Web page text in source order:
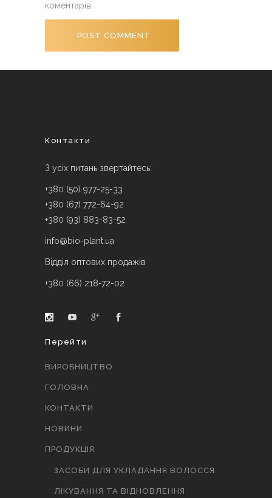
коментарів.
Контакти
З усіх питань звертайтесь:
+380 (50) 977-25-33
+380 (67) 772-64-92
+380 (93) 883-83-52
info@bio-plant.ua
Відділ оптових продажів
+380 (66) 218-72-02
Перейти
ВИРОБНИЦТВО
ГОЛОВНА
КОНТАКТИ
НОВИНИ
ПРОДУКЦІЯ
ЗАСОБИ ДЛЯ УКЛАДАННЯ ВОЛОССЯ
ЛІКУВАННЯ ТА ВІДНОВЛЕННЯ